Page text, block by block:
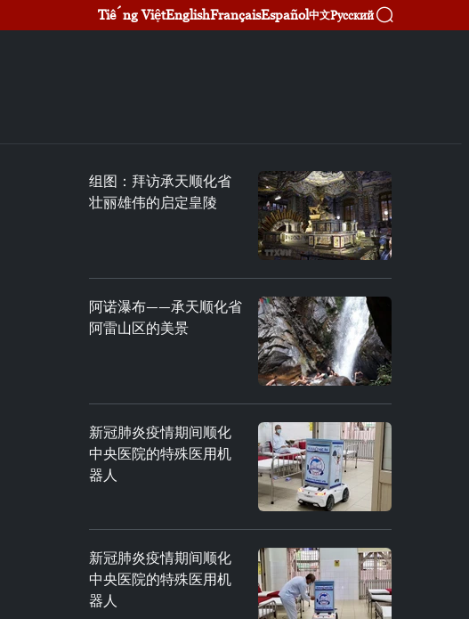
Tiếng ViệtEnglishFrançaisEspañol中文Русский
组图：拜访承天顺化省
壮丽雄伟的启定皇陵
阿诺瀑布——承天顺化省
阿雷山区的美景
新冠肺炎疫情期间顺化
中央医院的特殊医用机
器人
新冠肺炎疫情期间顺化
中央医院的特殊医用机
器人